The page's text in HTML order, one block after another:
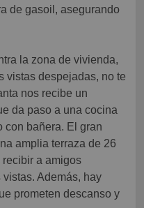
de gasoil, asegurando
la zona de vivienda,
vistas despejadas, no te
nos recibe un
da paso a una cocina
con bañera. El gran
amplia terraza de 26
recibir a amigos
Además, hay
prometen descanso y